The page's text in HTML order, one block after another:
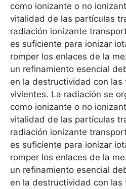
como ionizante o no
vitalidad de las partículas
radiación ionizante
es suficiente para ionizar
romper los enlaces de la
un refinamiento esencial
en la destructividad con las
vivientes. La radiación se
como ionizante o no
vitalidad de las partículas
radiación ionizante
es suficiente para ionizar
romper los enlaces de la
un refinamiento esencial
en la destructividad con las